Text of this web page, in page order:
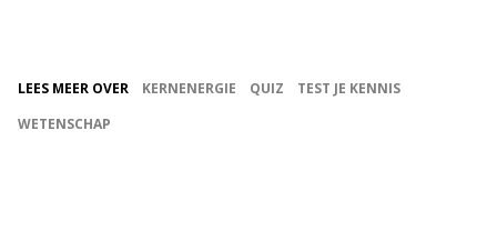
LEES MEER OVER KERNENERGIE QUIZ
TEST JE KENNIS
WETENSCHAP